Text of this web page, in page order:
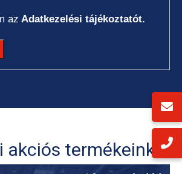
az Adatkezelési tájékoztatót.
akciós termékeink